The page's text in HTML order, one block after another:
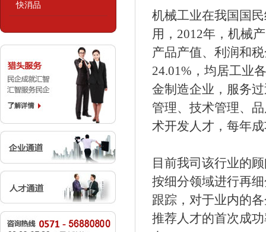
快消品
机械工业在我国国
用，2012年，机械
产品产值、利润和
24.01%，均居工业
金制造企业，服务
管理、技术管理、
术开发人才，每年
目前我司该行业的
按细分领域进行再
跟踪，对于业内的
推荐人才的首次成